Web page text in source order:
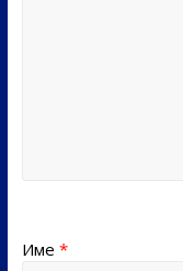
Име *